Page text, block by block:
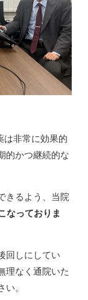
は非常に効果的
的かつ継続的な
きるよう、当院
なっておりま
回しにしてい
理なく通院いた
。